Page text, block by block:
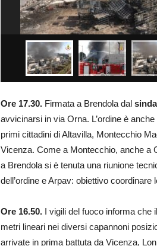
Ore 17.30. Firmata a Brendola dal
avvicinarsi in via Orna. L’ordine è
primi cittadini di Altavilla, Montecchio
Vicenza. Come a Montecchio, anche a
a Brendola si è tenuta una riunione
dell’ordine e Arpav: obiettivo
Ore 16.50. I vigili del fuoco informa che
metri lineari nei diversi capannoni
arrivate in prima battuta da Vicenza,